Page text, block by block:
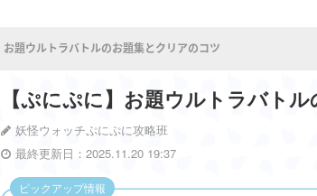
お題ウルトラバトルのお題集とクリアのコツ
【ぷにぷに】お題ウルトラバト
妖怪ウォッチぷにぷに攻略班
最終更新日：2025.11.20 19:37
ピックアップ情報